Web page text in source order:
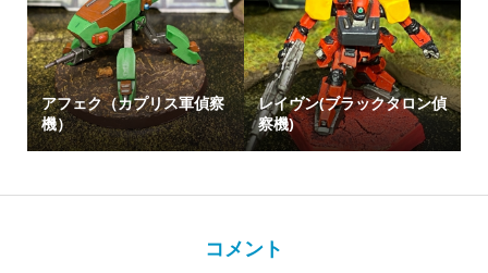
アフェク（カプリス軍偵察
機）
レイヴン(ブラックタロン偵
察機)
コメント